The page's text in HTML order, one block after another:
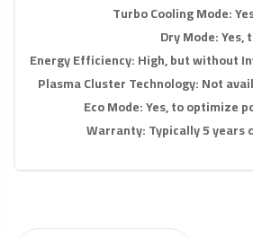
Turbo Cooling Mode:
Dry Mode:Yes
Energy Efficiency:High, but without
Plasma Cluster Technology:Not
Eco Mode:Yes, to optimize
Warranty: Typically5